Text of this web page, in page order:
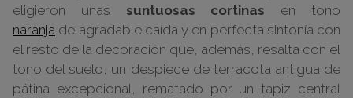
eligieron unas suntuosas cortinas en tono
naranja de agradable caída y en perfecta sintonía con
el resto de la decoración que, además, resalta con el
tono del suelo, un despiece de terracota antigua de
pátina excepcional, rematado por un tapiz central